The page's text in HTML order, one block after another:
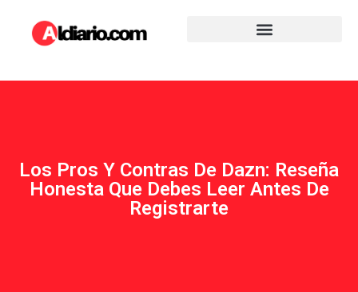
Los Pros Y Contras De Dazn: Reseña
Honesta Que Debes Leer Antes De
Registrarte